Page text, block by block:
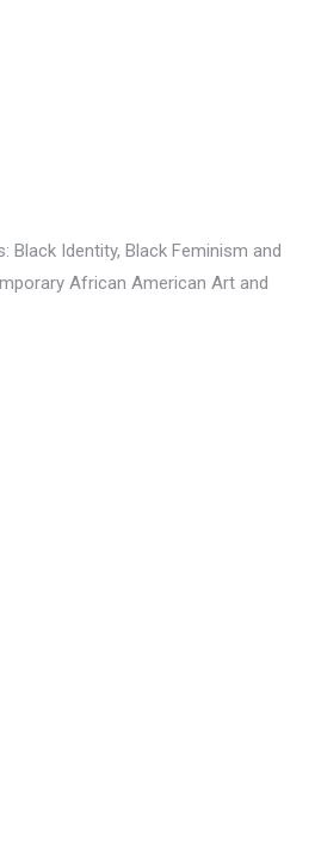
Black Identity, Black Feminism and
African American Art and